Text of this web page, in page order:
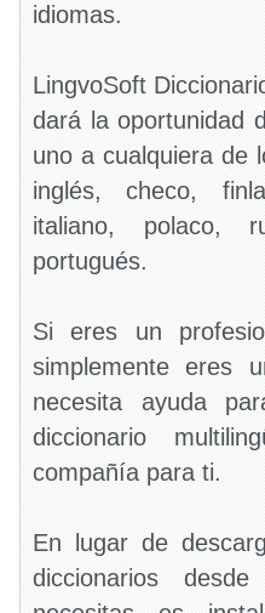
idiomas.
LingvoSoft
dará la oportunidad
uno a cualquiera de
inglés, checo,
italiano, polaco,
portugués.
Si eres un
simplemente eres
necesita ayuda
diccionario
compañía para ti.
En lugar de
diccionarios